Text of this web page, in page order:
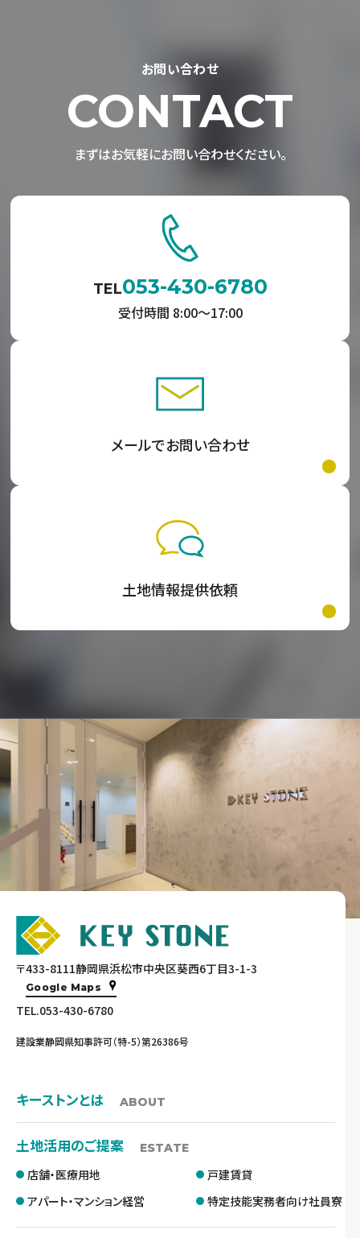
お問い合わせ
CONTACT
まずはお気軽にお問い合わせください。
TEL053-430-6780
受付時間 8:00〜17:00
メールでお問い合わせ
土地情報提供依頼
〒433-8111静岡県浜松市中央区葵西6丁目3-1-3
Google Maps
TEL.053-430-6780
建設業静岡県知事許可（特-5）第26386号
キーストンとは ABOUT
土地活用のご提案 ESTATE
店舗・医療用地
戸建賃貸
アパート・マンション経営
特定技能実務者向け社員寮